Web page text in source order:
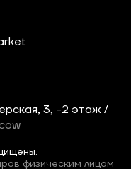
3, -2 этаж /
физическим лицам